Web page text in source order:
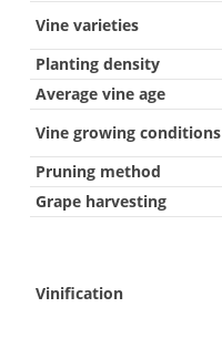
Vine varieties
Planting density
Average vine age
Vine growing conditions
Pruning method
Grape harvesting
Vinification